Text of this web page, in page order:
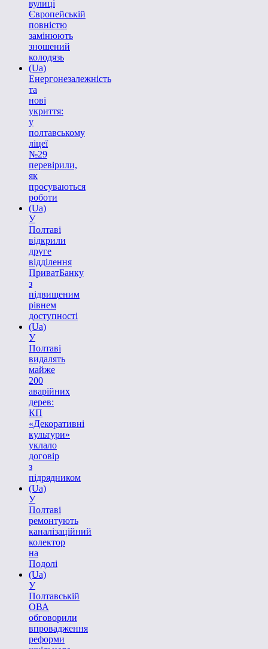
вулиці
Європейській
повністю
замінюють
зношений
колодязь
(Ua)
Енергонезалежність
та
нові
укриття:
у
полтавському
ліцеї
№29
перевірили,
як
просуваються
роботи
(Ua)
У
Полтаві
відкрили
друге
відділення
ПриватБанку
з
підвищеним
рівнем
доступності
(Ua)
У
Полтаві
видалять
майже
200
аварійних
дерев:
КП
«Декоративні
культури»
уклало
договір
з
підрядником
(Ua)
У
Полтаві
ремонтують
каналізаційний
колектор
на
Подолі
(Ua)
У
Полтавській
ОВА
обговорили
впровадження
реформи